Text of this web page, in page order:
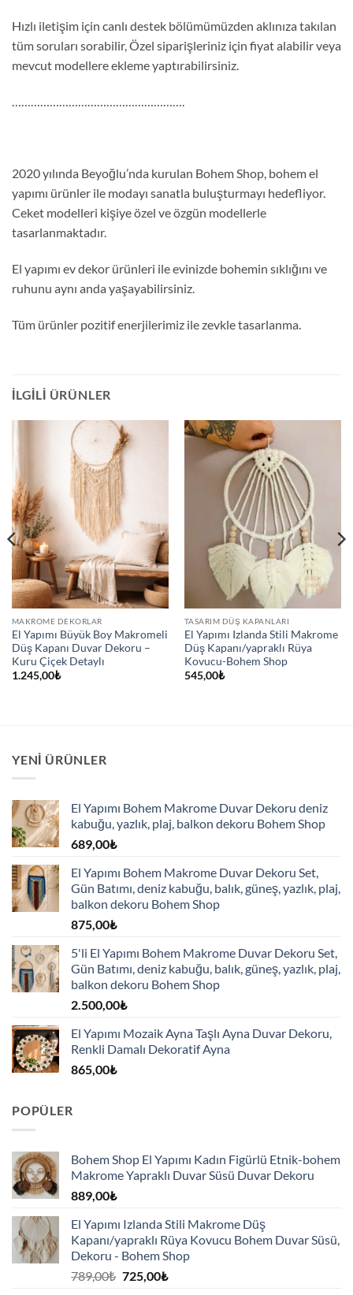
Hızlı iletişim için canlı destek bölümümüzden aklınıza takılan
tüm soruları sorabilir, Özel siparişleriniz için fiyat alabilir veya
mevcut modellere ekleme yaptırabilirsiniz.
2020 yılında Beyoğlu’nda kurulan Bohem Shop, bohem el
yapımı ürünler ile modayı sanatla buluşturmayı hedefliyor.
Ceket modelleri kişiye özel ve özgün modellerle
tasarlanmaktadır.
El yapımı ev dekor ürünleri ile evinizde bohemin sıklığını ve
ruhunu aynı anda yaşayabilirsiniz.
Tüm ürünler pozitif enerjilerimiz ile zevkle tasarlanma.
İLGILI ÜRÜNLER
MAKROME DEKORLAR
El Yapımı Büyük Boy Makromeli
Düş Kapanı Duvar Dekoru –
Kuru Çiçek Detaylı
1.245,00₺
TASARIM DÜŞ KAPANLARI
El Yapımı Izlanda Stili Makrome
Düş Kapanı/yapraklı Rüya
Kovucu-Bohem Shop
545,00₺
YENI ÜRÜNLER
El Yapımı Bohem Makrome Duvar Dekoru deniz
kabuğu, yazlık, plaj, balkon dekoru Bohem Shop
689,00₺
El Yapımı Bohem Makrome Duvar Dekoru Set,
Gün Batımı, deniz kabuğu, balık, güneş, yazlık, plaj,
balkon dekoru Bohem Shop
875,00₺
5'li El Yapımı Bohem Makrome Duvar Dekoru Set,
Gün Batımı, deniz kabuğu, balık, güneş, yazlık, plaj,
balkon dekoru Bohem Shop
2.500,00₺
El Yapımı Mozaik Ayna Taşlı Ayna Duvar Dekoru,
Renkli Damalı Dekoratif Ayna
865,00₺
POPÜLER
Bohem Shop El Yapımı Kadın Figürlü Etnik-bohem
Makrome Yapraklı Duvar Süsü Duvar Dekoru
889,00₺
El Yapımı Izlanda Stili Makrome Düş
Kapanı/yapraklı Rüya Kovucu Bohem Duvar Süsü,
Dekoru - Bohem Shop
789,00₺ Orijinal
725,00₺Şu